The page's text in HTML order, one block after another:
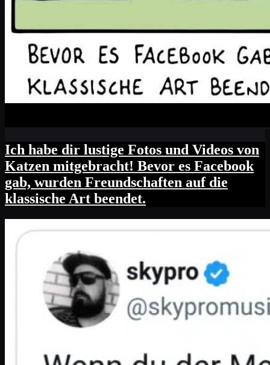
Ich habe dir lustige Fotos und Videos von
Katzen mitgebracht! Bevor es Facebook
gab, wurden Freundschaften auf die
klassische Art beendet.